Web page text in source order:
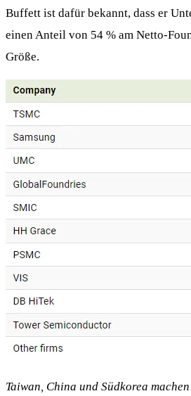
Buffett ist dafür bekannt, dass er
einen Anteil von 54 % am Netto-
Größe.
Taiwan, China und Südkorea